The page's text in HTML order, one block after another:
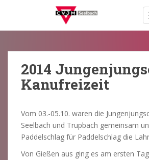
i
2014
Kanufreizeit
Vom 03.-05.10. waren die
Seelbach und Trupbach gemeinsam
Paddelschlag für Paddelschlag die
Von Gießen aus ging es am ersten